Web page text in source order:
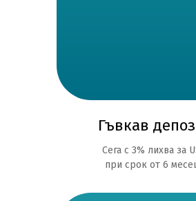
Гъвкав
Сега с 3% лихва за
при срок от 6